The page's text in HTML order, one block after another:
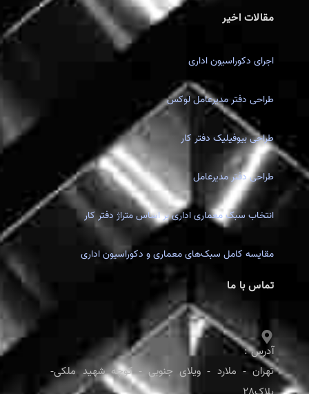
مقالات اخیر
اجرای دکوراسیون اداری
طراحی دفتر مدیرعامل لوکس
طراحی بیوفیلیک دفتر کار
طراحی دفتر مدیرعامل
انتخاب سبک معماری اداری بر اساس متراژ دفتر کار
مقایسه کامل سبک‌های معماری و دکوراسیون اداری
تماس با ما
آدرس :
تهران - ملارد - ویلای جنوبی - کوچه شهید ملکی-